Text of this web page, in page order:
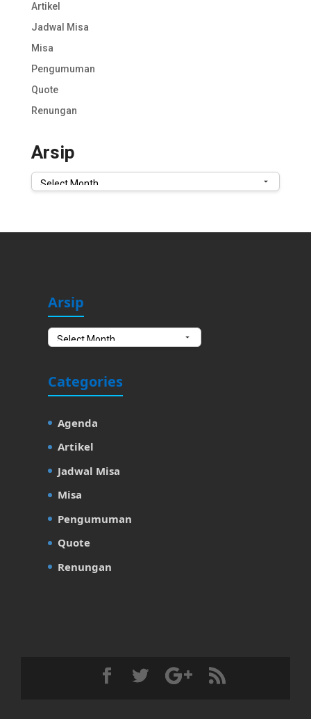
Artikel
Jadwal Misa
Misa
Pengumuman
Quote
Renungan
Arsip
Arsip
ArsipArsip
Categories
Agenda
Artikel
Jadwal Misa
Misa
Pengumuman
Quote
Renungan